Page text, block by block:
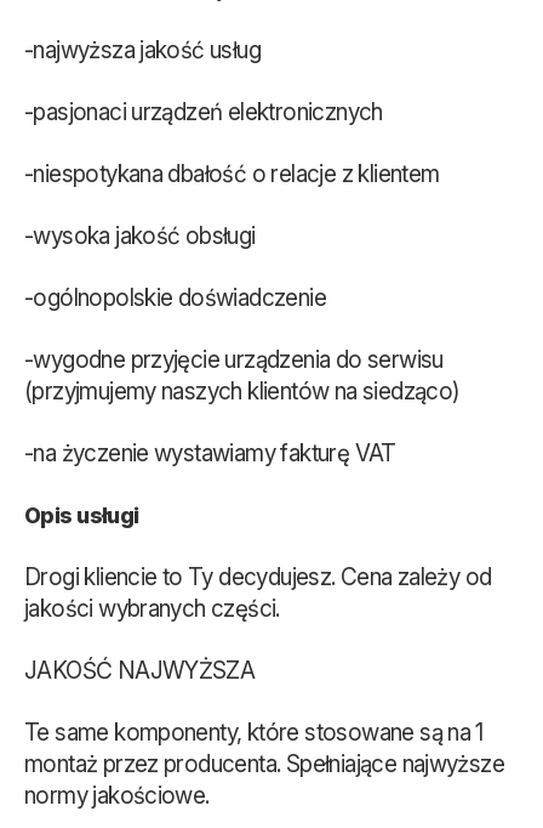
-najwyższa jakość usług
-pasjonaci urządzeń elektronicznych
-niespotykana dbałość o relacje z klientem
-wysoka jakość obsługi
-ogólnopolskie doświadczenie
-wygodne przyjęcie urządzenia do serwisu
(przyjmujemy naszych klientów na siedząco)
-na życzenie wystawiamy fakturę VAT
Opis usługi
Drogi kliencie to Ty decydujesz. Cena zależy od
jakości wybranych części.
JAKOŚĆ NAJWYŻSZA
Te same komponenty, które stosowane są na 1
montaż przez producenta. Spełniające najwyższe
normy jakościowe.